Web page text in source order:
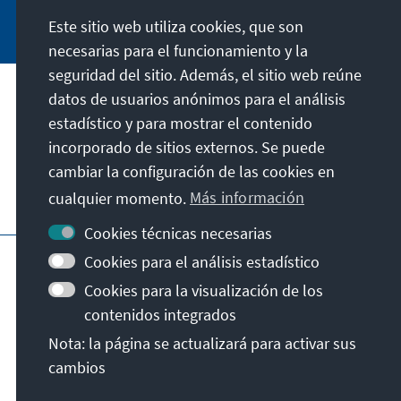
Dirección
Contacto
Visita también
Página principal de la KAS
Pie de imprenta
Protección de datos
Declaración sobre accesibilidad
Notificar barrera
Términos y condiciones generales
© Konrad-Adenauer-Stiftung e.V. 2026
Este sitio web utiliza cookies, que son
necesarias para el funcionamiento y la
seguridad del sitio. Además, el sitio web reúne
datos de usuarios anónimos para el análisis
estadístico y para mostrar el contenido
incorporado de sitios externos. Se puede
cambiar la configuración de las cookies en
cualquier momento. Más información
Cookies técnicas necesarias
Cookies para el análisis estadístico
Cookies para la visualización de los
contenidos integrados
Nota: la página se actualizará para activar sus
cambios